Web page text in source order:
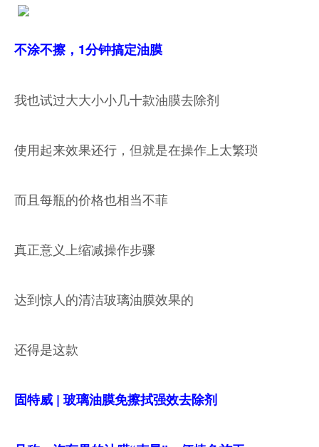
不涂不擦，1分钟搞定油膜
我也试过大大小小几十款油膜去除剂
使用起来效果还行，但就是在操作上太繁琐
而且每瓶的价格也相当不菲
真正意义上缩减操作步骤
达到惊人的清洁玻璃油膜效果的
还得是这款
固特威 | 玻璃油膜免擦拭强效去除剂